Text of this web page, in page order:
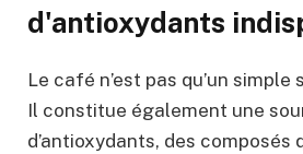
d'antioxydants
Le café n’est pas qu’un
Il constitue également une
d’antioxydants, des composés